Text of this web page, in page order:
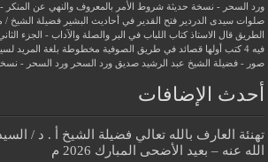
ورد السحر - نسخة حديثة شروط الأمر بالمعروف والنهي عن
صلوات سيدى الدردير فتح القدير في أحاديث البشير فضيلة الشيخ
الطريق
قال الاستاذ كتاب اللباب في البر والصلة والآداب - الجزء
فيه 4 كتب أولها قصائد في طريق الصوفية
مخطوطة بلغة المريد
صور - فضيلة الشيخ عبد الرشيد صديق
ورد السحر ورد السحر -
أحدث الإضافات
تهنئة العارف بالله تعالي فضيلة الشيخ أ . د /
الله عنه – بعيد الأضحى المبارك 2026 م